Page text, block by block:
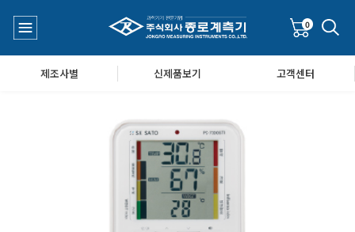
기공기질/미세먼지/가스/소음/진동측정기
0
제조사별 신제품보기 고객센터